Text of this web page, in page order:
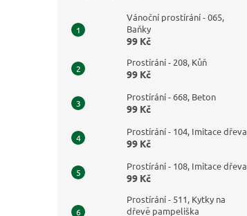
Vánoční prostírání - 065,
Baňky
99 Kč
Prostírání - 208, Kůň
99 Kč
Prostírání - 668, Beton
99 Kč
Prostírání - 104, Imitace dřeva
99 Kč
Prostírání - 108, Imitace dřeva
99 Kč
Prostírání - 511, Kytky na
dřevě pampeliška